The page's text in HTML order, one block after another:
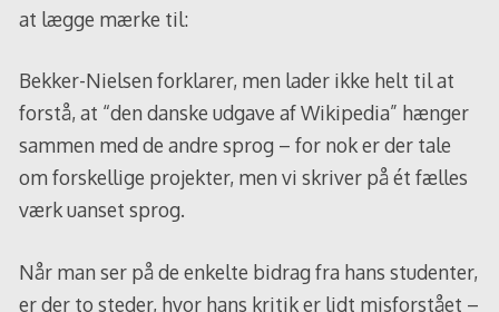
at lægge mærke til:
Bekker-Nielsen forklarer, men lader ikke helt til at
forstå, at “den danske udgave af Wikipedia” hænger
sammen med de andre sprog – for nok er der tale
om forskellige projekter, men vi skriver på ét fælles
værk uanset sprog.
Når man ser på de enkelte bidrag fra hans studenter,
er der to steder, hvor hans kritik er lidt misforstået –